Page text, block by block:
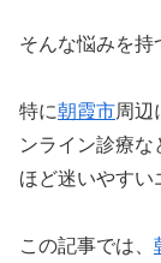
そんな悩みを持
特に朝霞市周辺
ンライン診療
ほど迷いやすい
この記事では、